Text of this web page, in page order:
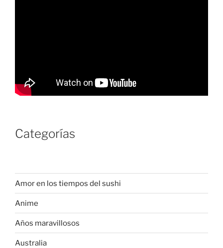
Categorías
Amor en los tiempos del sushi
Anime
Años maravillosos
Australia